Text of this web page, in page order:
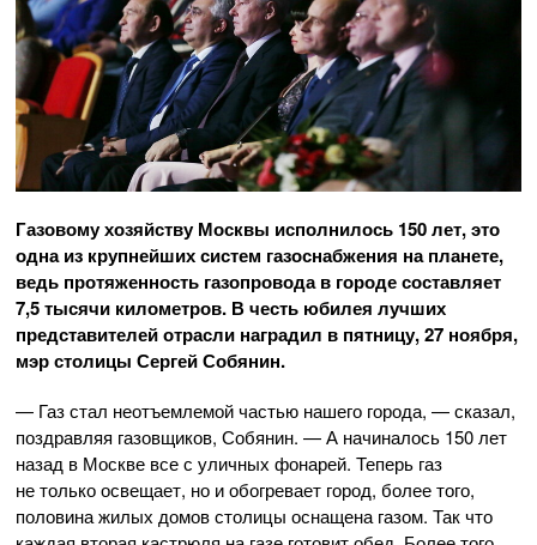
Газовому хозяйству Москвы исполнилось 150 лет, это
одна из крупнейших систем газоснабжения на планете,
ведь протяженность газопровода в городе составляет
7,5 тысячи километров. В честь юбилея лучших
представителей отрасли наградил в пятницу, 27 ноября,
мэр столицы Сергей Собянин.
— Газ стал неотъемлемой частью нашего города, — сказал,
поздравляя газовщиков, Собянин. — А начиналось 150 лет
назад в Москве все с уличных фонарей. Теперь газ
не только освещает, но и обогревает город, более того,
половина жилых домов столицы оснащена газом. Так что